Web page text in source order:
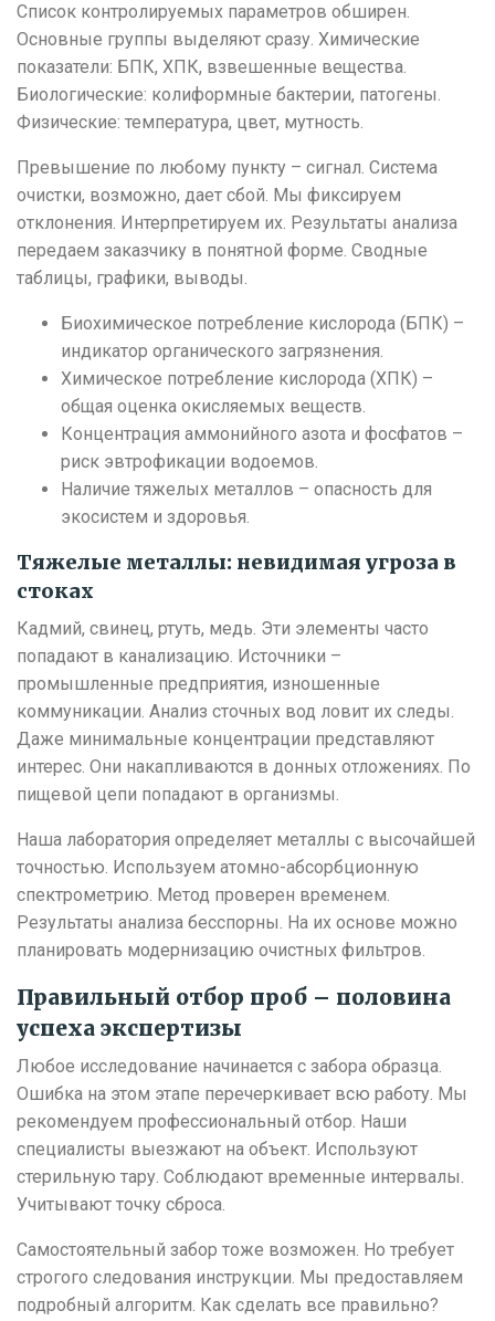
Список контролируемых параметров обширен.
Основные группы выделяют сразу. Химические
показатели: БПК, ХПК, взвешенные вещества.
Биологические: колиформные бактерии, патогены.
Физические: температура, цвет, мутность.
Превышение по любому пункту – сигнал. Система
очистки, возможно, дает сбой. Мы фиксируем
отклонения. Интерпретируем их. Результаты анализа
передаем заказчику в понятной форме. Сводные
таблицы, графики, выводы.
Биохимическое потребление кислорода (БПК) –
индикатор органического загрязнения.
Химическое потребление кислорода (ХПК) –
общая оценка окисляемых веществ.
Концентрация аммонийного азота и фосфатов –
риск эвтрофикации водоемов.
Наличие тяжелых металлов – опасность для
экосистем и здоровья.
Тяжелые металлы: невидимая угроза в
стоках
Кадмий, свинец, ртуть, медь. Эти элементы часто
попадают в канализацию. Источники –
промышленные предприятия, изношенные
коммуникации. Анализ сточных вод ловит их следы.
Даже минимальные концентрации представляют
интерес. Они накапливаются в донных отложениях. По
пищевой цепи попадают в организмы.
Наша лаборатория определяет металлы с высочайшей
точностью. Используем атомно-абсорбционную
спектрометрию. Метод проверен временем.
Результаты анализа бесспорны. На их основе можно
планировать модернизацию очистных фильтров.
Правильный отбор проб – половина
успеха экспертизы
Любое исследование начинается с забора образца.
Ошибка на этом этапе перечеркивает всю работу. Мы
рекомендуем профессиональный отбор. Наши
специалисты выезжают на объект. Используют
стерильную тару. Соблюдают временные интервалы.
Учитывают точку сброса.
Самостоятельный забор тоже возможен. Но требует
строгого следования инструкции. Мы предоставляем
подробный алгоритм. Как сделать все правильно?